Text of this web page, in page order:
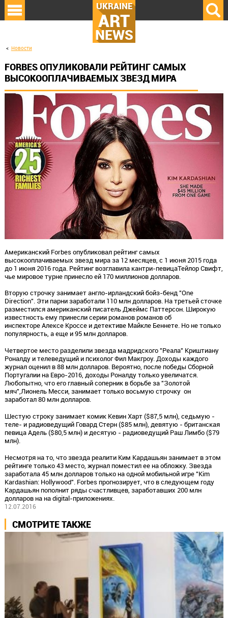
UKRAINE
ART
NEWS
Новости
FORBES ОПУЛИКОВАЛИ РЕЙТИНГ САМЫХ
ВЫСОКООПЛАЧИВАЕМЫХ ЗВЕЗД МИРА
Американский Forbes опубликовал рейтинг самых
высокооплачиваемых звезд мира за 12 месяцев, с 1 июня 2015 года
до 1 июня 2016 года. Рейтинг возглавила кантри-певицаТейлор Свифт,
чье мировое турне принесло ей 170 миллионов долларов.
Вторую строчку занимает англо-ирландский бойз-бенд "One
Direction". Эти парни заработали 110 млн долларов. На третьей сточке
разместился американский писатель Джеймс Паттерсон. Широкую
известность ему принесли серии романов романов об
инспекторе Алексе Кроссе и детективе Майкле Беннете. Но не только
популярность, а еще и 95 млн долларов.
Четвертое место разделили звезда мадридского "Реала" Криштиану
Роналду и телеведущий и психолог Фил Макгроу. Доходы каждого
журнал оценил в 88 млн долларов. Вероятно, после победы Сборной
Португалии на Евро-2016, доходы Роналду только увеличатся.
Любопытно, что его главный соперник в борьбе за "Золотой
мяч",Лионель Месси, занимает только восьмую строчку он
заработал 80 млн долларов.
Шестую строку занимает комик Кевин Харт ($87,5 млн), седьмую -
теле- и радиоведущий Говард Стерн ($85 млн), девятую - британская
певица Адель ($80,5 млн) и десятую - радиоведущий Раш Лимбо ($79
млн).
Несмотря на то, что звезда реалити Ким Кардашьян занимает в этом
рейтинге только 43 место, журнал поместил ее на обложку. Звезда
заработала 45 млн долларов только на одной мобильной игре "Kim
Kardashian: Hollywood". Forbes прогнозирует, что в следующем году
Кардашьян пополнит ряды счастливцев, заработавших 200 млн
долларов на на digital-приложениях.
12.07.2016
СМОТРИТЕ ТАКЖЕ